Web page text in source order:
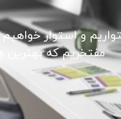
و استوار
مفتخریم که بهترین